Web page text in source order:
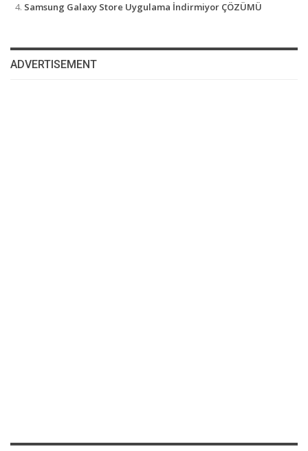
Samsung Galaxy Store Uygulama İndirmiyor ÇÖZÜMÜ
ADVERTISEMENT